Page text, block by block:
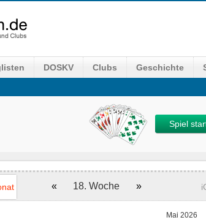
DOSKV Clubs Geschichte
Spiel
« 18. Woche »
Mai 2026